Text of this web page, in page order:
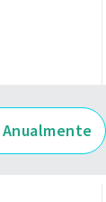
Anualmente